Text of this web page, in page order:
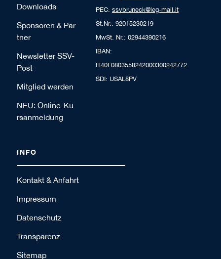
Downloads
Sponsoren & Par
tner
Newsletter SSV-
Post
Mitglied werden
NEU: Online-Ku
rsanmeldung
PEC: ssvbruneck@leg-mail.it
St.Nr.: 92015230219
MwSt. Nr.: 02944390216
IBAN:
IT40F0803558242000300242772
SDI: USAL8PV
INFO
Kontakt & Anfahrt
Impressum
Datenschutz
Transparenz
Sitemap